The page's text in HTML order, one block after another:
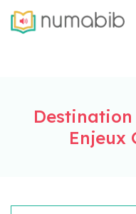
Destination
Enjeux